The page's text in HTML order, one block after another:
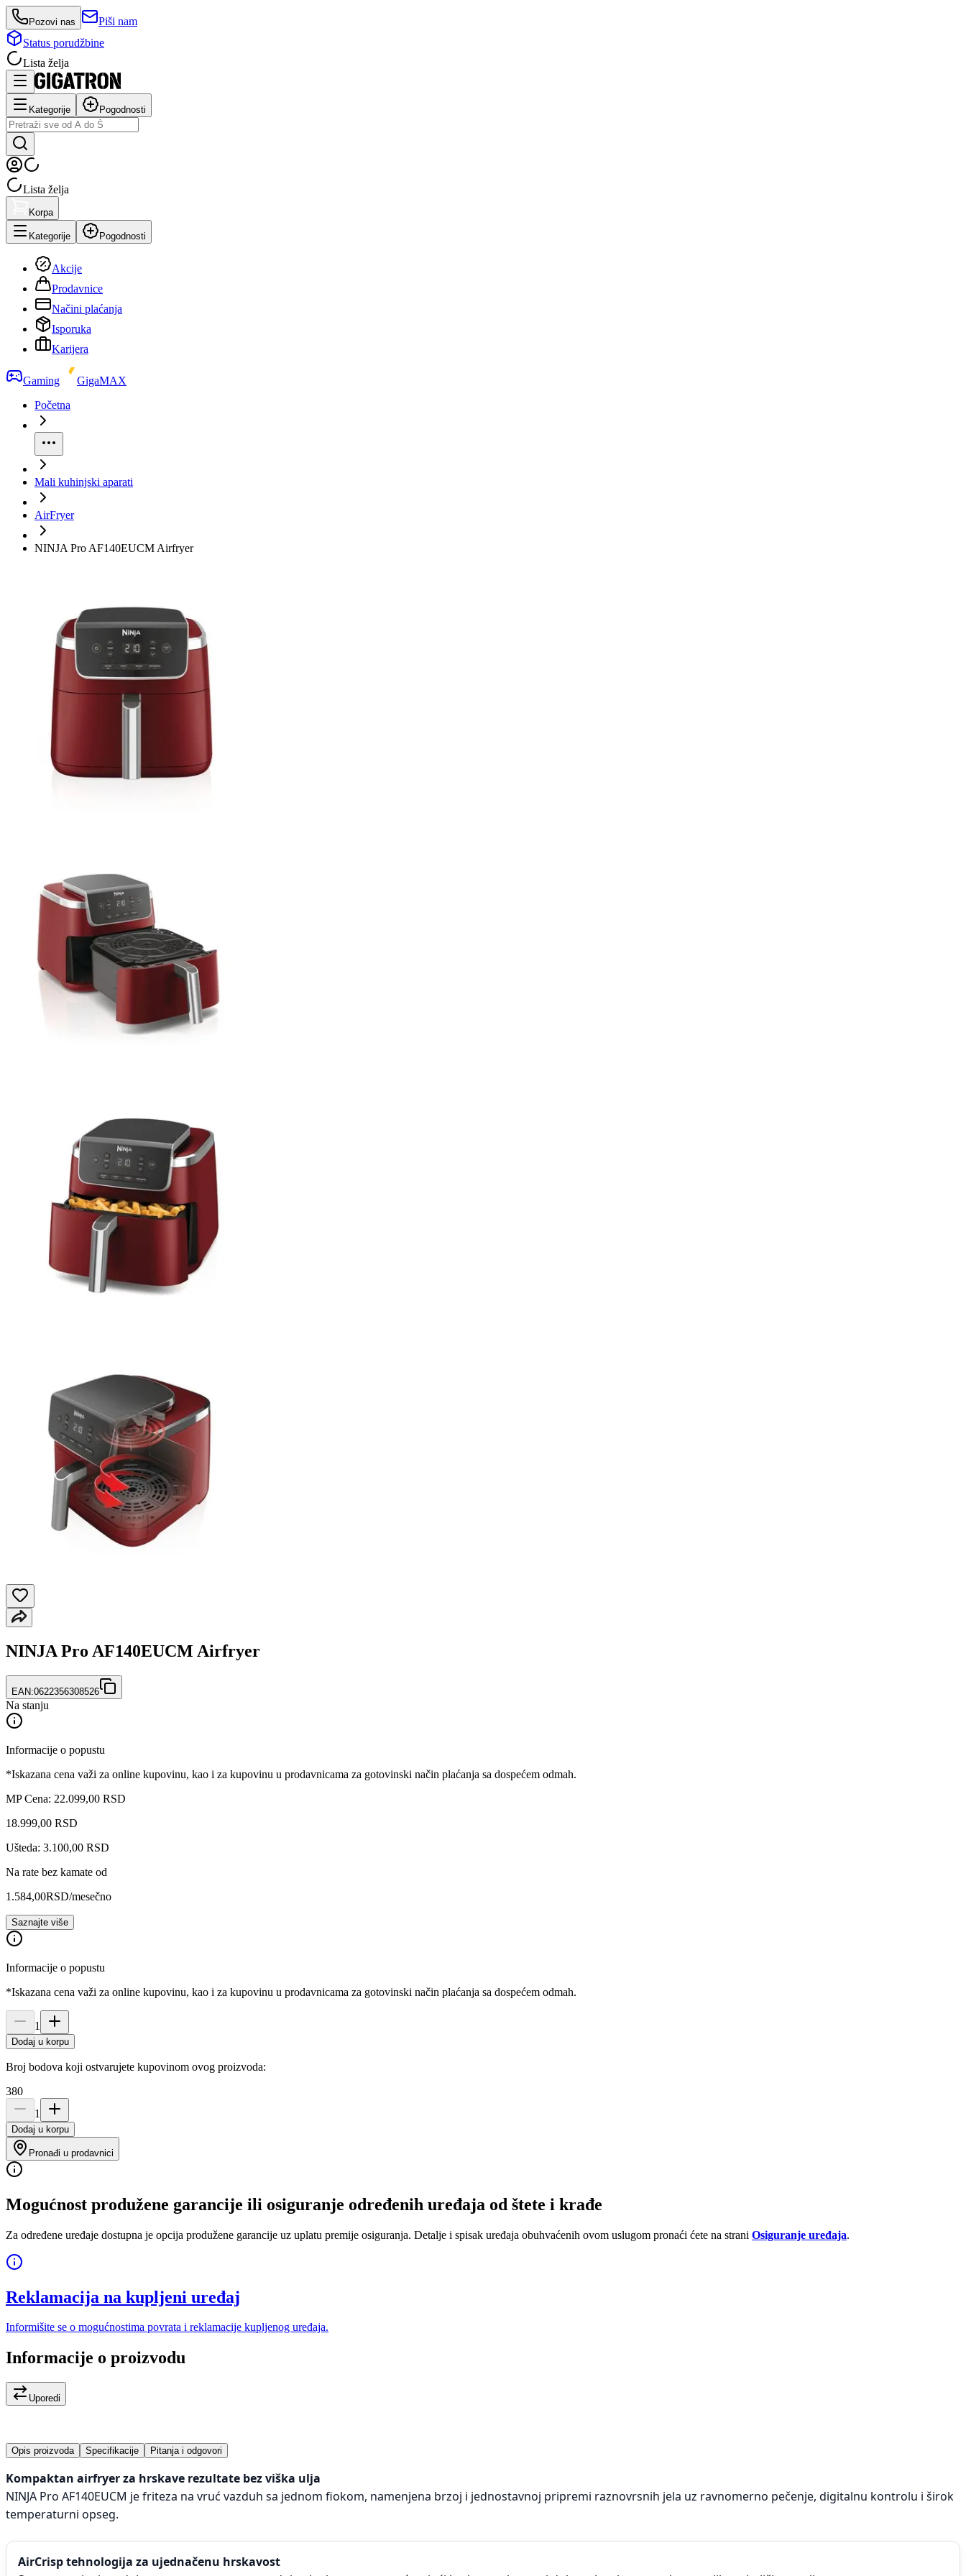
Pozovi nas
Piši nam
Status porudžbine
Lista želja
Kategorije Pogodnosti
Lista želja
Korpa
Kategorije Pogodnosti
Akcije
Prodavnice
Načini plaćanja
Isporuka
Karijera
Gaming
GigaMAX
Početna
Mali kuhinjski aparati
AirFryer
NINJA Pro AF140EUCM Airfryer
NINJA Pro AF140EUCM Airfryer
EAN:0622356308526
Na stanju
Informacije o popustu
*Iskazana cena važi za online kupovinu, kao i za kupovinu u prodavnicama za gotovinski način plaćanja sa dospećem odmah.
MP Cena: 22.099,00 RSD
18.999,00 RSD
Ušteda: 3.100,00 RSD
Na rate bez kamate od
1.584,00RSD/mesečno
Saznajte više
Informacije o popustu
*Iskazana cena važi za online kupovinu, kao i za kupovinu u prodavnicama za gotovinski način plaćanja sa dospećem odmah.
1
Dodaj u korpu
Broj bodova koji ostvarujete kupovinom ovog proizvoda:
380
1
Dodaj u korpu
Pronađi u prodavnici
Mogućnost produžene garancije ili osiguranje određenih uređaja od štete i krađe
Za određene uređaje dostupna je opcija produžene garancije uz uplatu premije osiguranja. Detalje i spisak uređaja obuhvaćenih ovom uslugom pronaći ćete na strani Osiguranje uređaja.
Reklamacija na kupljeni uređaj
Informišite se o mogućnostima povrata i reklamacije kupljenog uređaja.
Informacije o proizvodu
Uporedi
Opis proizvoda Specifikacije Pitanja i odgovori
Kompaktan airfryer za hrskave rezultate bez viška ulja
NINJA Pro AF140EUCM je friteza na vruć vazduh sa jednom fiokom, namenjena brzoj i jednostavnoj pripremi raznovrsnih jela uz ravnomerno pečenje, digitalnu kontrolu i širok
temperaturni opseg.
AirCrisp tehnologija za ujednačenu hrskavost